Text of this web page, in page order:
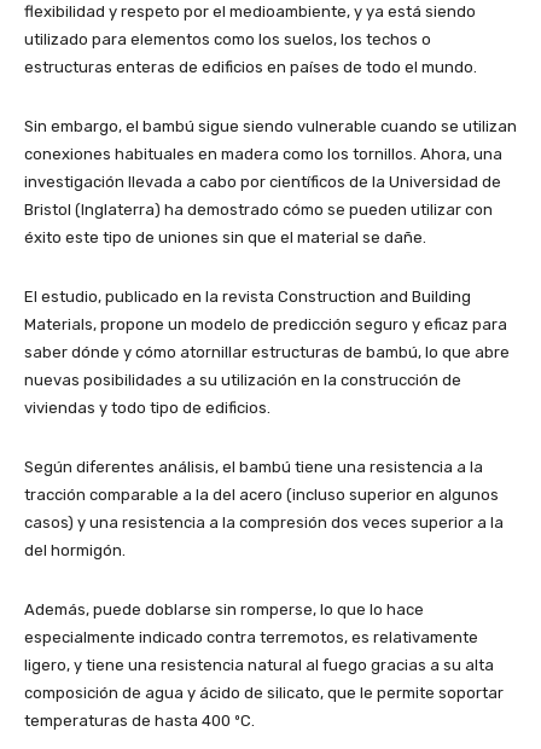
flexibilidad y respeto por el medioambiente, y ya está siendo
utilizado para elementos como los suelos, los techos o
estructuras enteras de edificios en países de todo el mundo.
Sin embargo, el bambú sigue siendo vulnerable cuando se utilizan
conexiones habituales en madera como los tornillos. Ahora, una
investigación llevada a cabo por científicos de la Universidad de
Bristol (Inglaterra) ha demostrado cómo se pueden utilizar con
éxito este tipo de uniones sin que el material se dañe.
El estudio, publicado en la revista Construction and Building
Materials, propone un modelo de predicción seguro y eficaz para
saber dónde y cómo atornillar estructuras de bambú, lo que abre
nuevas posibilidades a su utilización en la construcción de
viviendas y todo tipo de edificios.
Según diferentes análisis, el bambú tiene una resistencia a la
tracción comparable a la del acero (incluso superior en algunos
casos) y una resistencia a la compresión dos veces superior a la
del hormigón.
Además, puede doblarse sin romperse, lo que lo hace
especialmente indicado contra terremotos, es relativamente
ligero, y tiene una resistencia natural al fuego gracias a su alta
composición de agua y ácido de silicato, que le permite soportar
temperaturas de hasta 400 ºC.